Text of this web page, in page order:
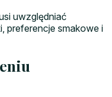
uwzględniać
preferencje smakowe i